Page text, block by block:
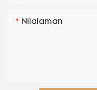
Nilalaman